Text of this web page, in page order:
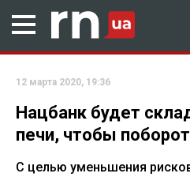
12 марта 2020, 19:36
Нацбанк будет
печи, чтобы
С целью уменьшения